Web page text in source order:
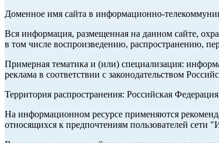
Доменное имя сайта в информационно-
Вся информация, размещенная на данном сайте,
в том числе воспроизведению, распространению,
Примерная тематика и (или) специализация:
реклама в соответствии с законодательством
Территория распространения: Российская
На информационном ресурсе применяются
относящихся к предпочтениям пользователей сети